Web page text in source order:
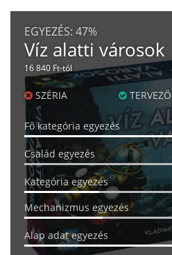
EGYEZÉS: 47%
Víz alatti városok
16 840 Ft-tól
SZÉRIA TERVEZŐ
Fő kategória egyezés
Család egyezés
Kategória egyezés
Mechanizmus egyezés
Alap adat egyezés